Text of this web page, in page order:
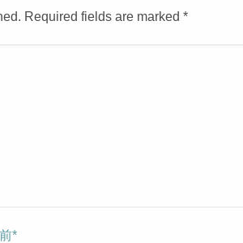
Required fields are marked *
*